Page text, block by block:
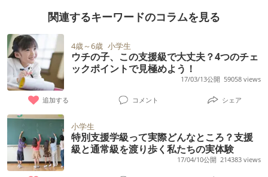
ことばのテーブル学習で、なんとかフォロー
している感じです。 本を読むのが苦手だから
社会や理科にも響きそう。 支援級へ転籍する
のなら早いほうがいいのでは？と思います
が、 担任→普通級でいいんじゃない 本人
→●●がいないから支援級は嫌、今のクラスが
いい～とごねる 1回だけ見た精神科医→この
子がのびのびとできるなら支援級のほうがい
いかもね。主治医と相談してみて という感じ
で決心がつきません。 来週、主治医との相談
があります。 じっくり相談したいと思いま
算はできる くもん、卓球を習っている。見て
いて特に問題はない。 《保育所生活につい
て》 幼児13人で先生2人(療育通いがうち含め
3人いる) 楽しそうに過ごしている 毎日する集
団指示はもらさないが初めて聞く指示はわか
らなくなる。周りを見て解決できることもあ
るが、難しい場合、自分からヘルプが出せず
先生の声掛けを待っている 制作は座ってでき
る、先生の補助もほぼなし。 同世代とドッチ
ボール、フルーツバスケット等皆で行う遊び
いると担任から聞いています。立ち歩きも今
はないです。 私が気にしているのは、療育を
始めた3歳頃は、切替が苦手、強いこだわり、
一方的な会話、エコラリア、癇癪など酷く、
そういう特性は消えるものではないのではな
いかと心配しています。 現在も特定の友達以
外は必要以上に関わろうとしません。本人は
見ているだけで楽しいと言っています。ま
た、好奇心が強めで、話を聞いてはいるもの
の、たまに視線が違うところを見てたりしま
す。まだ会話も幼さがあります。 念のため支
通学級に移動した方にお聴きしたいのです
が、同じ学校だと普通学級へ移動するといじ
められるのでしょうか･･･？ 人に話したら、
同じ学校で移動したらいじめられるから、す
るなら転校した方がよいと言われて悩んでい
ます。 2つ上に姉がいるので、その時は姉は
中学2年生です。 支援学級の先生とは6年生位
には普通学級に戻る様に支援して下さること
と、息子なら普通学級に移動しても問題ない
とのこと。 本人も普通学級との行き来でなか
学先の普通級と支援級へ見学に行き、その時
にウィスクの結果をざっくりと教えて頂いた
のですが、IQが78でした。就学前健診の時は
IQ66だったそうです。 未熟児だった事もあ
り、2歳過ぎまでは産まれた大学病院で発達を
見ていただいていて、一旦フォローアップは
終了しました。 発語や寝返りや歩行の発達は
平均だったのですが、段々とちょっと気にな
るところが出てきて市の健診では相談はして
いました。年少から保育園に入る際や進級の
時にも、未熟児で生まれてきた事、発達やお
関連するキーワードのコラムを見る
4歳～6歳 小学生
ウチの子、この支援級で大丈夫？4つのチェ
ックポイントで見極めよう！
17/03/13公開 59058 views
追加する コメント シェア
小学生
特別支援学級って実際どんなところ？支援
級と通常級を渡り歩く私たちの実体験
17/04/10公開 214383 views